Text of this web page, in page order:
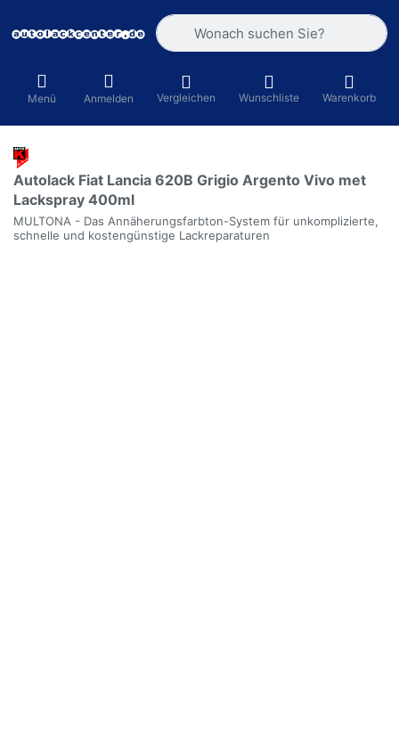
Geben Sie einen Suchbegriff ein.
Menü Anmelden Vergleichen Wunschliste Warenkorb
Autolack Fiat Lancia 620B Grigio Argento Vivo met
Lackspray 400ml
MULTONA - Das Annäherungsfarbton-System für unkomplizierte,
schnelle und kostengünstige Lackreparaturen